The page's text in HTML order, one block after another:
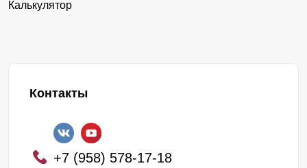
Калькулятор
Контакты
+7 (958) 578-17-18